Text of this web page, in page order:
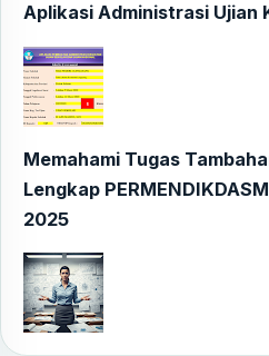
Aplikasi Administrasi Ujian
Memahami Tugas
Lengkap
2025